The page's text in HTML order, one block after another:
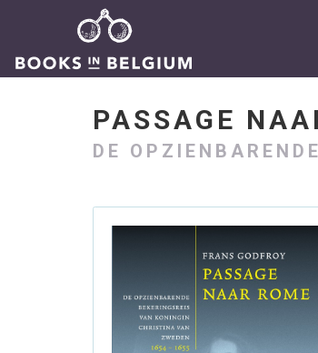
PASSAGE
DE